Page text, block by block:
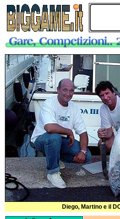
Diego, Martino e il